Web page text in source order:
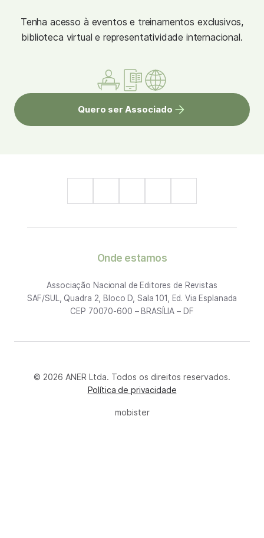
Tenha acesso à eventos e treinamentos exclusivos,
biblioteca virtual e representatividade internacional.
Quero ser Associado
Onde estamos
Associação Nacional de Editores de Revistas
SAF/SUL, Quadra 2, Bloco D, Sala 101, Ed. Via Esplanada
CEP 70070-600 – BRASÍLIA – DF
© 2026 ANER Ltda. Todos os direitos reservados.
Política de privacidade
mobister